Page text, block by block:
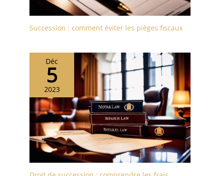
Succession : comment éviter les pièges fiscaux
Déc
5
2023